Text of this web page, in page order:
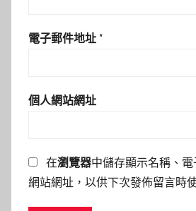
電子郵件地址 *
個人網站網址
在瀏覽器中儲存顯示名稱、
網站網址，以供下次發佈留言時